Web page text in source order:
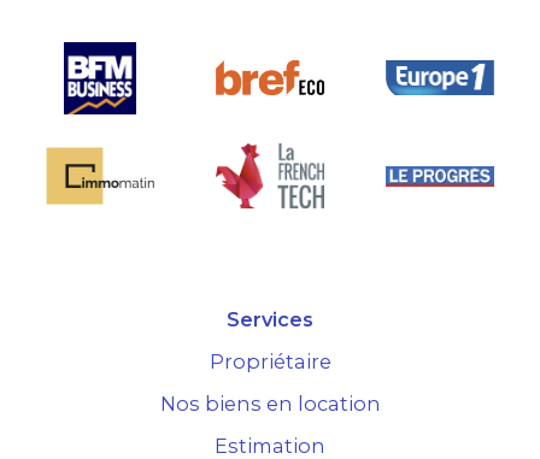
Services
Propriétaire
Nos biens en location
Estimation